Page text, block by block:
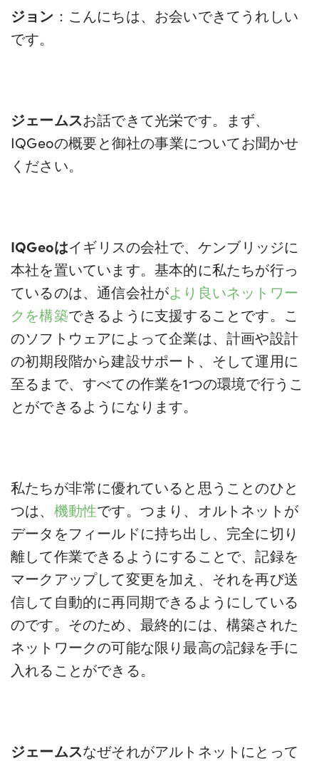
ジョン ：こんにちは、お会いできてうれしい
です。
ジェームスお話できて光栄です。まず、
IQGeoの概要と御社の事業についてお聞かせ
ください。
IQGeoはイギリスの会社で、ケンブリッジに
本社を置いています。基本的に私たちが行っ
ているのは、通信会社がより良いネットワー
クを構築できるように支援することです。こ
のソフトウェアによって企業は、計画や設計
の初期段階から建設サポート、そして運用に
至るまで、すべての作業を1つの環境で行うこ
とができるようになります。
私たちが非常に優れていると思うことのひと
つは、 機動性です。つまり、オルトネットが
データをフィールドに持ち出し、完全に切り
離して作業できるようにすることで、記録を
マークアップして変更を加え、それを再び送
信して自動的に再同期できるようにしている
のです。そのため、最終的には、構築された
ネットワークの可能な限り最高の記録を手に
入れることができる。
ジェームスなぜそれがアルトネットにとって